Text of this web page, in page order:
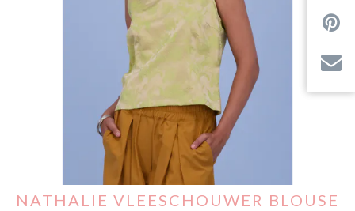
Outlet
Next
NATHALIE VLEESCHOUWER BLOUSE